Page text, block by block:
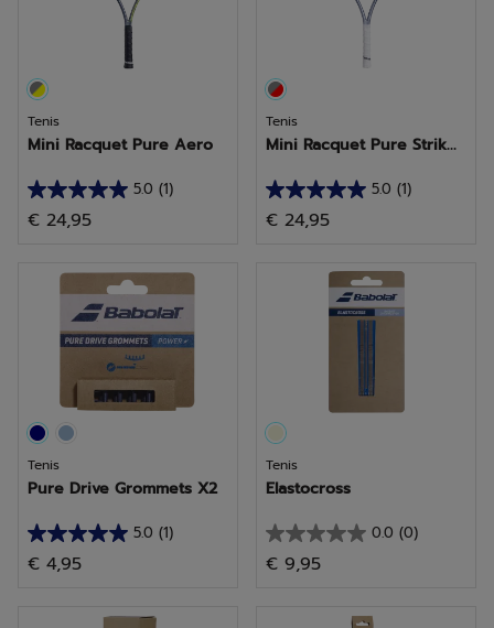
Tenis
Mini Racquet Pure Aero
5.0 (1)
5.0
de
estrellas.
reseña
€ 24,95
Tenis
Mini Racquet Pure Strik...
5.0 (1)
5.0
de
estrellas.
€ 24,95
Tenis
Pure Drive Grommets X2
5.0 (1)
5.0
de
€ 4,95
Tenis
Elastocross
0.0 (0)
0.0
de
€ 9,95